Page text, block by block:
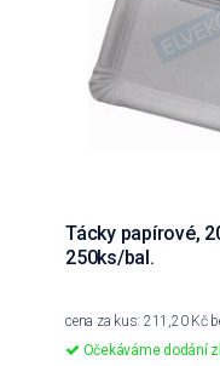
Tácky papírové,
250ks/bal.
cena za kus: 211,20 Kč
Očekáváme dodání